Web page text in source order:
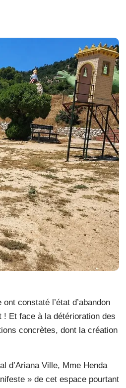
constaté l’état d’abandon
! Et face à la détérioration des
concrètes, dont la création
d’Ariana Ville, Mme Henda
» de cet espace pourtant